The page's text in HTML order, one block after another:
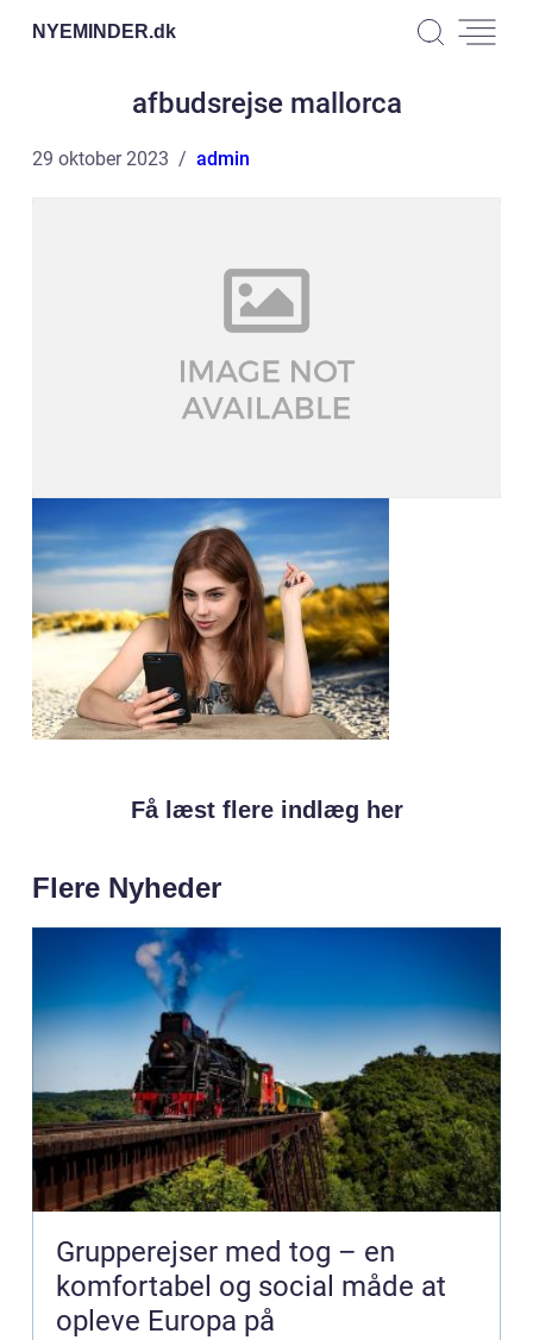
NYEMINDER.dk
afbudsrejse mallorca
29 oktober 2023 admin
Få læst flere indlæg her
Flere Nyheder
Grupperejser med tog – en
komfortabel og social måde at
opleve Europa på